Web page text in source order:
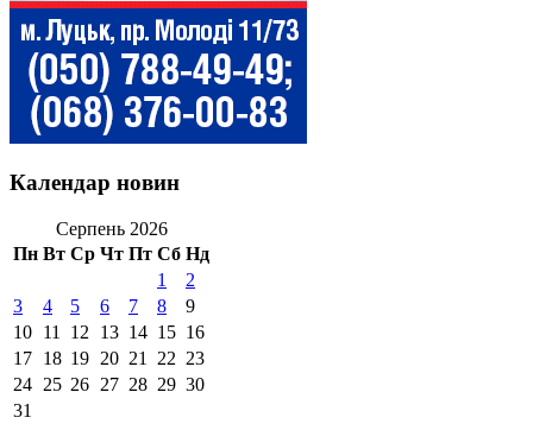
Календар новин
Серпень 2026
Пн Вт Ср Чт Пт Сб Нд
1
2
3
4 5 6 7 8
9
10 11 12 13 14 15 16
17 18 19 20 21 22 23
24 25 26 27 28 29 30
31